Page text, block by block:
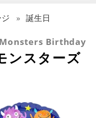
誕生日
Birthday
ンスターズ